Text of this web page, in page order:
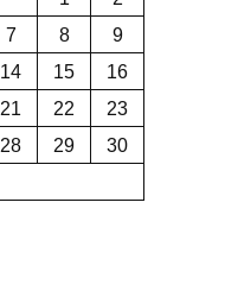
7 8
9
14 15
16
21 22
23
28 29
30